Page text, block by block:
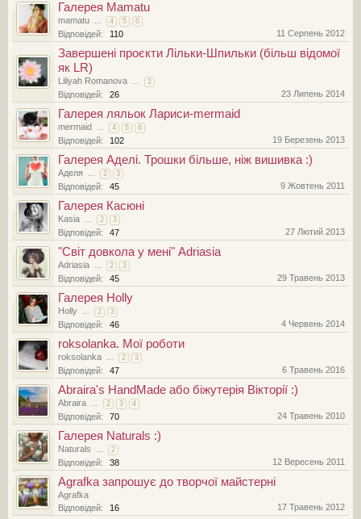
Галерея Mamatu
mamatu ... 4 5 6
Відповідей: 110 11 Серпень 2012
Завершені проєкти Лільки-Шпильки (більш відомої
як LR)
Liliyah Romanova ... 2
Відповідей: 26 23 Липень 2014
Галерея ляльок Лариси-mermaid
mermaid ... 4 5 6
Відповідей: 102 19 Березень 2013
Галерея Аделі. Трошки більше, ніж вишивка :)
Аделя ... 2 3
Відповідей: 45 9 Жовтень 2011
Галерея Касюні
Kasia ... 2 3
Відповідей: 47 27 Лютий 2013
"Світ довкола у мені" Adriasia
Adriasia ... 2 3
Відповідей: 45 29 Травень 2013
Галерея Holly
Holly ... 2 3
Відповідей: 46 4 Червень 2014
roksolanka. Мої роботи
roksolanka ... 2 3
Відповідей: 47 6 Травень 2016
Abraira's HandMade або біжутерія Вікторії :)
Abraira ... 2 3 4
Відповідей: 70 24 Травень 2010
Галерея Naturals :)
Naturals ... 2
Відповідей: 38 12 Вересень 2011
Agrafka запрошує до творчої майстерні
Agrafka
Відповідей:
16 17 Травень 2012